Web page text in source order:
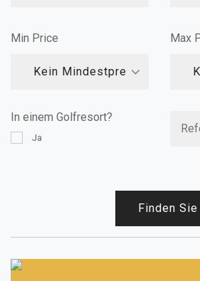
Min Price
Kein Mindestpreis
Max
In einem Golfresort?
Ja
Finden